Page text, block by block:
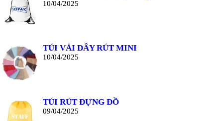
10/04/2025
TÚI VẢI DÂY RÚT MINI
10/04/2025
TÚI RÚT ĐỰNG ĐỒ
09/04/2025